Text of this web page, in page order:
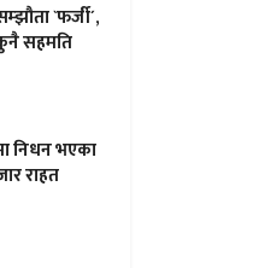
`फर्जी´,
सहमति
निधन भएका
राहत